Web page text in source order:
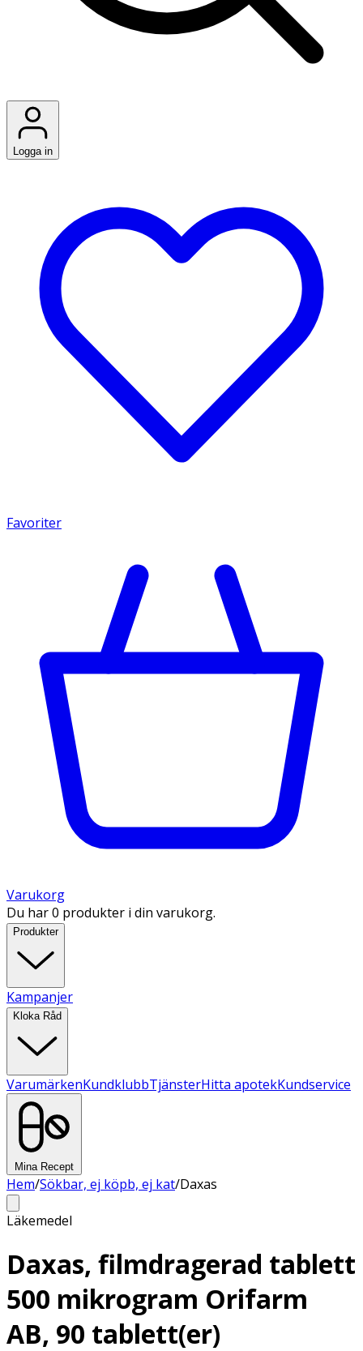
Logga in
Favoriter
Varukorg
Du har 0 produkter i din varukorg.
Produkter
Kampanjer
Kloka Råd
VarumärkenKundklubbTjänsterHitta apotekKundservice
Mina Recept
Hem/Sökbar, ej köpb, ej kat/Daxas
Läkemedel
Daxas, filmdragerad tablett
500 mikrogram Orifarm
AB, 90 tablett(er)